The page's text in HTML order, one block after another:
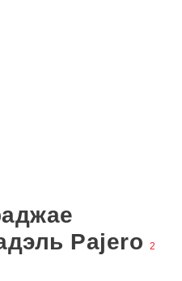
Pajero
2